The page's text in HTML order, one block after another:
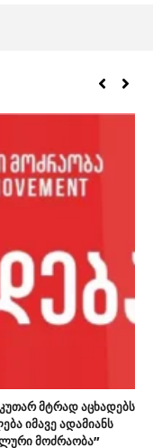
მტრად აცხადებს
იმავე ადამიანს
მოძრაობა”